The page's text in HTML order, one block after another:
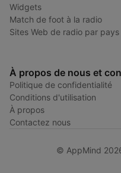
Widgets
Match de foot à la radio
Sites Web de radio par pays
À propos de nous et
Politique de confidentialité
Conditions d'utilisation
À propos
Contactez nous
© AppMind